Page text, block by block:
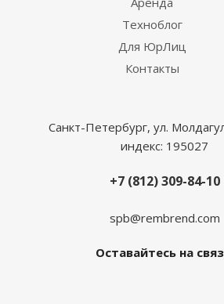
Техноблог
Для ЮрЛиц
Контакты
Санкт-Петербург, ул.
индекс: 195027
+7 (812) 309-84-10
spb@rembrend.com
Оставайтесь на